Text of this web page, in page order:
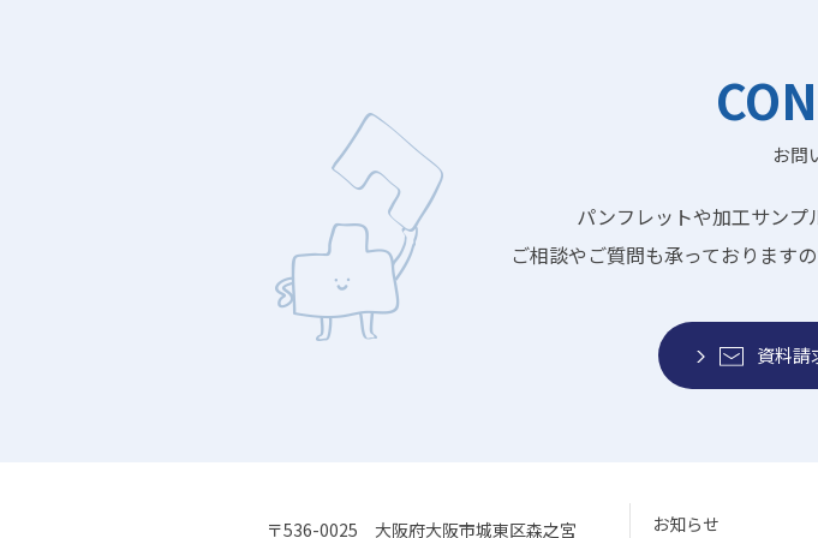
お問
パンフレットや加工サンプ
ご相談やご質問も承っております
資料請
〒536-0025 大阪府大阪市城東区森之宮 お知らせ